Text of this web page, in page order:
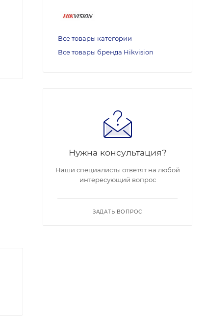
Все товары категории
Все товары бренда Hikvision
Нужна консультация?
Наши специалисты ответят на любой
интересующий вопрос
ЗАДАТЬ ВОПРОС